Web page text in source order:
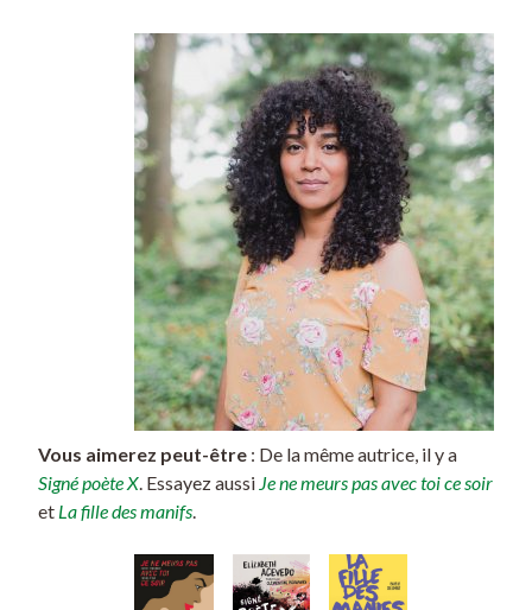
Vous aimerez peut-être : De la même autrice, il y a
Signé poète X. Essayez aussi Je ne meurs pas avec toi ce soir
et La fille des manifs.